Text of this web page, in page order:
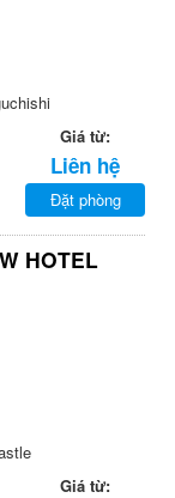
Giá từ:
Liên hệ
Đặt phòng
HOTEL
Giá từ: